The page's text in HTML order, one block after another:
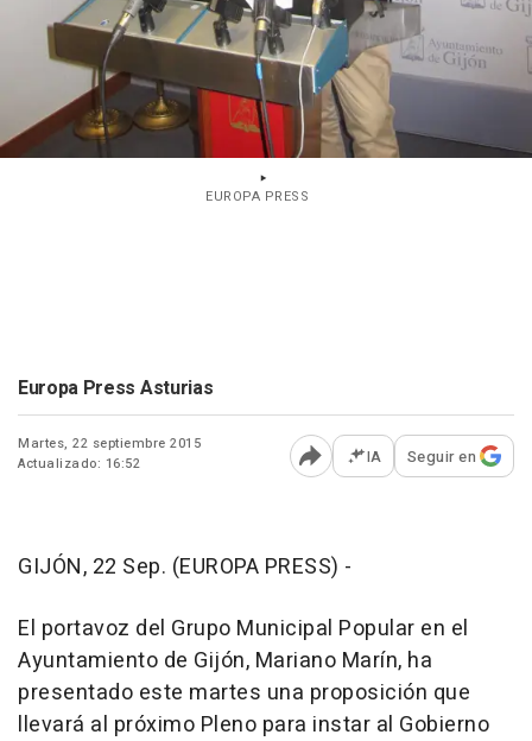
EUROPA PRESS
Europa Press Asturias
Martes, 22 septiembre 2015
Actualizado: 16:52
Abrir opciones para
IA Seguir en
GIJÓN, 22 Sep. (EUROPA PRESS) -
El portavoz del Grupo Municipal Popular en el
Ayuntamiento de Gijón, Mariano Marín, ha
presentado este martes una proposición que
llevará al próximo Pleno para instar al Gobierno